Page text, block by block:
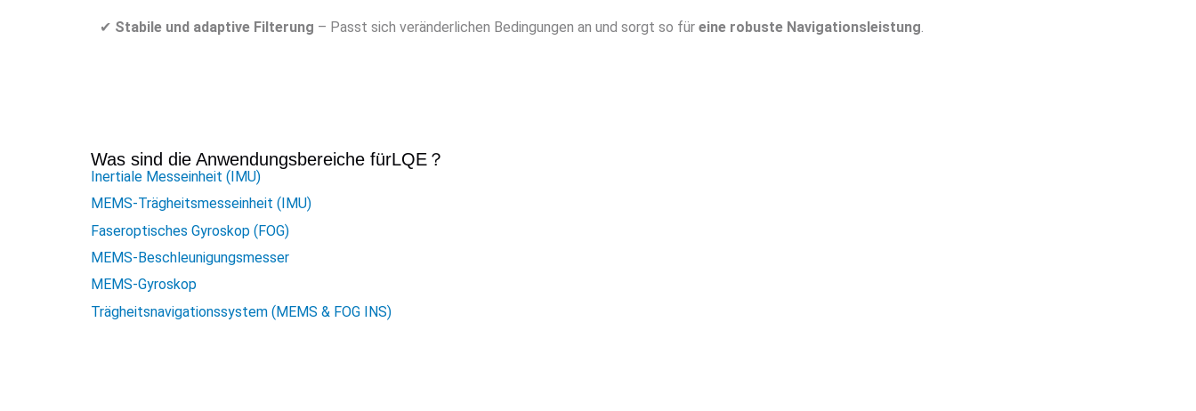
✔ Stabile und adaptive Filterung – Passt sich veränderlichen Bedingungen an und sorgt so für eine robuste Navigationsleistung
Was sind die Anwendungsbereiche fürLQE ？
Inertiale Messeinheit (IMU)
MEMS-Trägheitsmesseinheit (IMU)
Faseroptisches Gyroskop (FOG)
MEMS-Beschleunigungsmesser
MEMS-Gyroskop
Trägheitsnavigationssystem (MEMS & FOG INS)